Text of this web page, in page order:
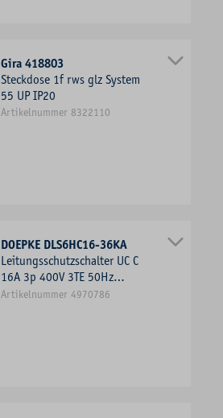
Gira 418803
Steckdose 1f rws glz System
55 UP IP20
Artikelnummer 8322110
DOEPKE DLS6HC16-36KA
Leitungsschutzschalter UC C
16A 3p 400V 3TE 50Hz
Zusatzeinrichtungen möglich
Artikelnummer 4970786